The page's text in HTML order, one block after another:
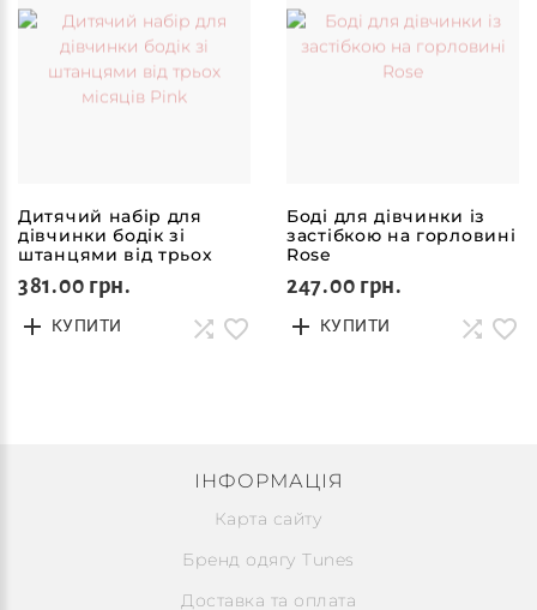
Дитячий набір для
дівчинки бодік зі
штанцями від трьох
місяців Pink
381.00 грн.
КУПИТИ
Боді для дівчинки із
застібкою на горловині
Rose
247.00 грн.
КУПИТИ
ІНФОРМАЦІЯ
Карта сайту
Бренд одягу Tunes
Доставка та оплата